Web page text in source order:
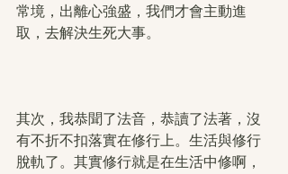
常境，出離心強盛，我們才會主動進
取，去解決生死大事。
其次，我恭聞了法音，恭讀了法著，沒
有不折不扣落實在修行上。生活與修行
脫軌了。其實修行就是在生活中修啊，